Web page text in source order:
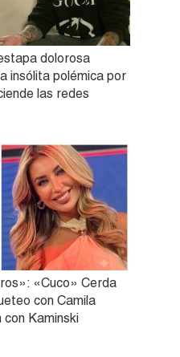
dolorosa
insólita polémica por
las redes
«Cuco» Cerda
con Camila
Kaminski